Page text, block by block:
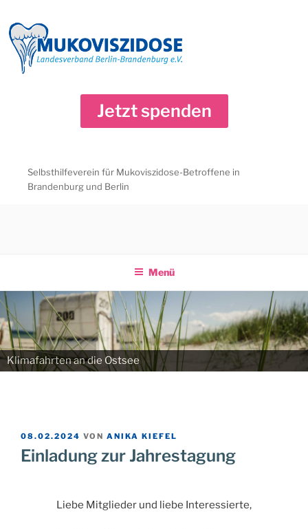
Inhalt
springen
Jetzt spenden
Selbsthilfeverein für Mukoviszidose-Betroffene in
Brandenburg und Berlin
Menü
Klimafahrten an die Ostsee
VERÖFFENTLICHT
AM
08.02.2024 VON ANIKA KIEFEL
Einladung zur Jahrestagung
Liebe Mitglieder und liebe Interessierte,